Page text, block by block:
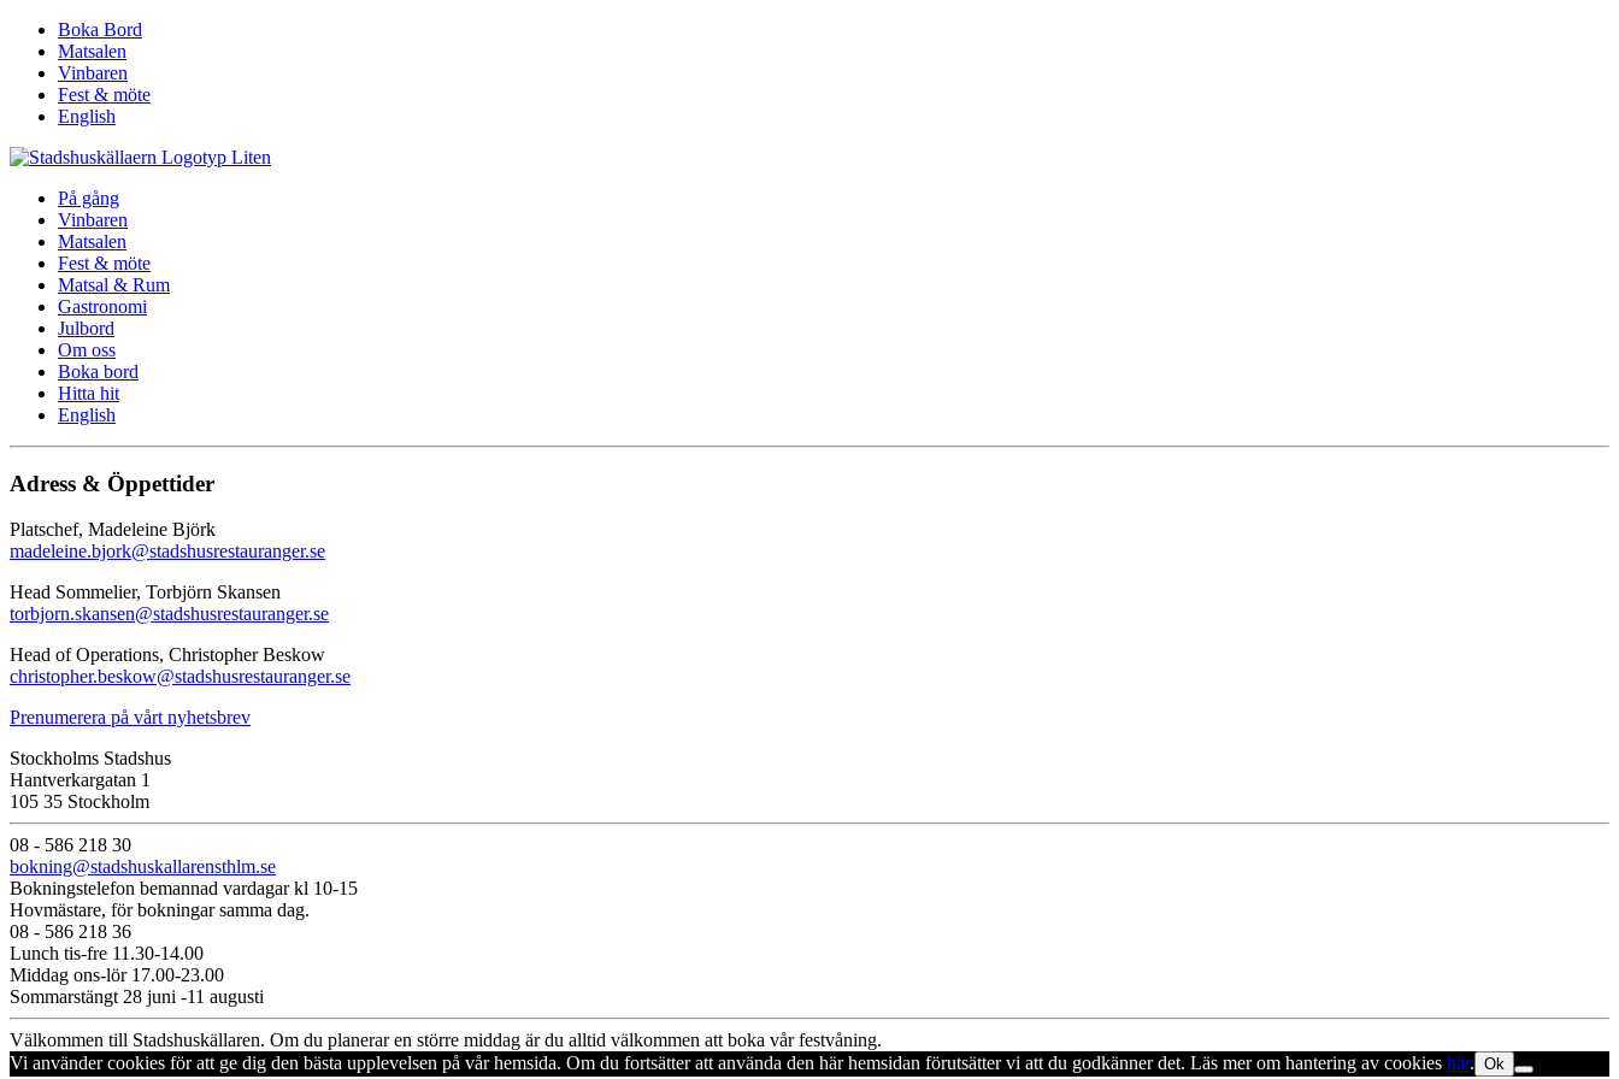
Boka Bord
Matsalen
Vinbaren
Fest & möte
English
På gång
Vinbaren
Matsalen
Fest & möte
Matsal & Rum
Gastronomi
Julbord
Om oss
Boka bord
Hitta hit
English
Adress & Öppettider
Platschef, Madeleine Björk
madeleine.bjork@stadshusrestauranger.se
Head Sommelier, Torbjörn Skansen
torbjorn.skansen@stadshusrestauranger.se
Head of Operations, Christopher Beskow
christopher.beskow@stadshusrestauranger.se
Prenumerera på vårt nyhetsbrev
Stockholms Stadshus
Hantverkargatan 1
105 35 Stockholm
08 - 586 218 30
bokning@stadshuskallarensthlm.se
Bokningstelefon bemannad vardagar kl 10-15
Hovmästare, för bokningar samma dag.
08 - 586 218 36
Lunch tis-fre 11.30-14.00
Middag ons-lör 17.00-23.00
Sommarstängt 28 juni -11 augusti
Välkommen till Stadshuskällaren. Om du planerar en större middag är du alltid välkommen att boka vår festvåning.
Vi använder cookies för att ge dig den bästa upplevelsen på vår hemsida. Om du fortsätter att använda den här hemsidan förutsätter vi att du godkänner det. Läs mer om hantering av cookies här. Ok